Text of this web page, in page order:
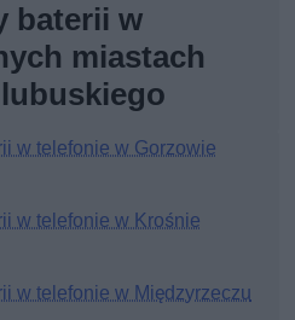
baterii w
miastach
w telefonie w Gorzowie
w telefonie w Krośnie
w telefonie w Międzyrzeczu